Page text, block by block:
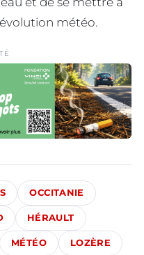
météo.
OCCITANIE
HÉRAULT
MÉTÉO LOZÈRE